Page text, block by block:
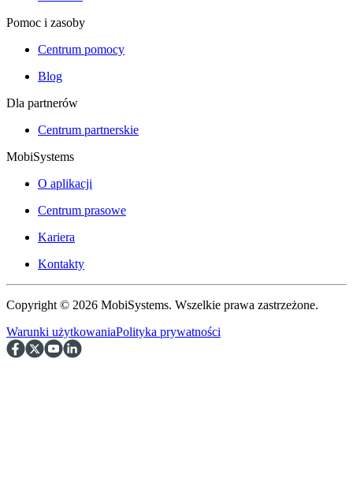
Pomoc i zasoby
Centrum pomocy
Blog
Dla partnerów
Centrum partnerskie
MobiSystems
O aplikacji
Centrum prasowe
Kariera
Kontakty
Copyright © 2026 MobiSystems. Wszelkie prawa zastrzeżone.
Warunki użytkowaniaPolityka prywatności